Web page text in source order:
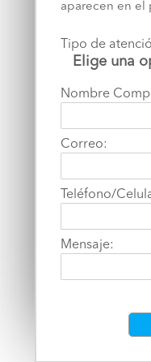
aparecen en el
Tipo de
Elige una
Nombre
Correo:
Teléfono/
Mensaje: